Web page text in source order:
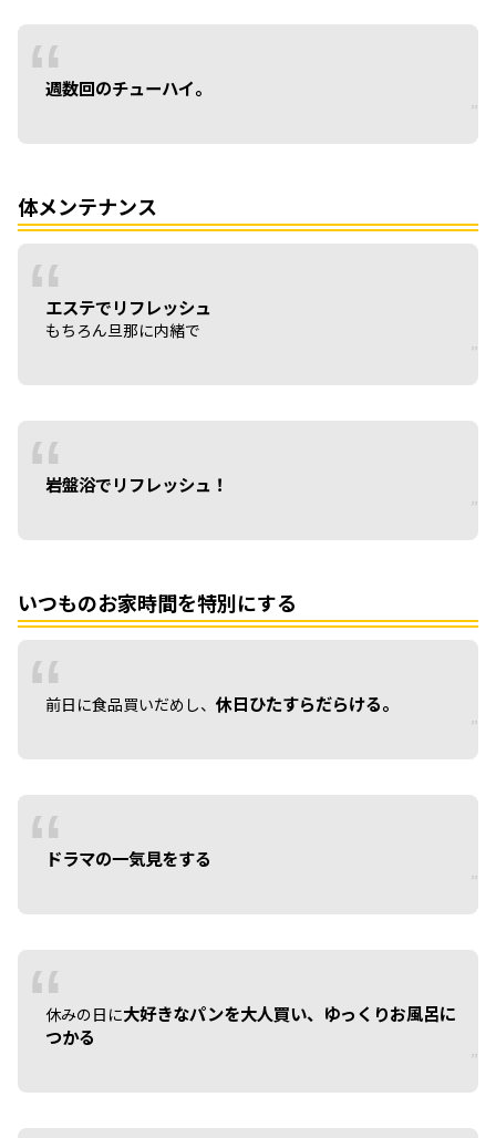
週数回のチューハイ。
体メンテナンス
エステでリフレッシュ
もちろん旦那に内緒で
岩盤浴でリフレッシュ！
いつものお家時間を特別にする
前日に食品買いだめし、 休日ひたすらだらける。
ドラマの一気見をする
休みの日に大好きなパンを大人買い、ゆっくりお風呂に
つかる